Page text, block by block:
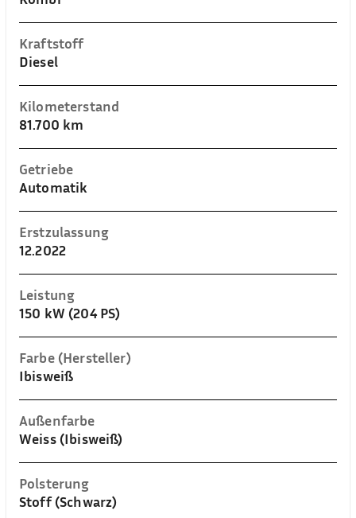
Kraftstoff
Diesel
Kilometerstand
81.700 km
Getriebe
Automatik
Erstzulassung
12.2022
Leistung
150 kW (204 PS)
Farbe (Hersteller)
Ibisweiß
Außenfarbe
Weiss (Ibisweiß)
Polsterung
Stoff (Schwarz)